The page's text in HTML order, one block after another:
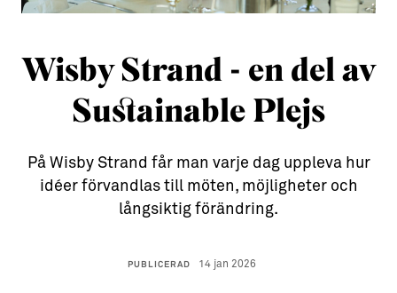
Sustainable Plejs
Möten & kongresser
Gotlands kulturarv
Almedalsveckan
Allt om bostad
→ Hyra bostad
→ Bygga hus
Allt om livet på Ön
Wisby Strand - en del av
Sustainable Plejs
På Wisby Strand får man varje dag uppleva hur
idéer förvandlas till möten, möjligheter och
långsiktig förändring.
PUBLICERAD 14 jan 2026